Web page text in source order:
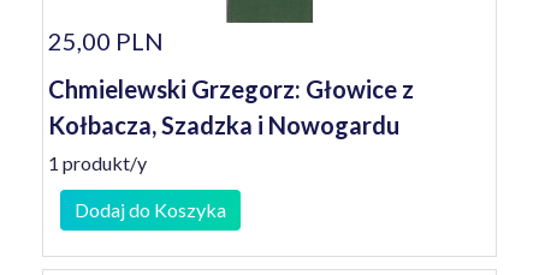
25,00 PLN
Chmielewski Grzegorz: Głowice z
Kołbacza, Szadzka i Nowogardu
1 produkt/y
Dodaj do Koszyka